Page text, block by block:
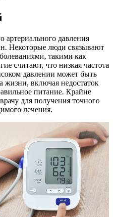
артериального давления
Некоторые люди связывают
такими как
считают, что низкая частота
давлении может быть
жизни, включая недостаток
питание. Крайне
для получения точного
лечения.